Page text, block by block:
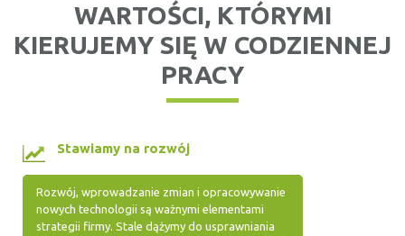
WARTOŚCI, KTÓRYMI
KIERUJEMY SIĘ W CODZIENNEJ
PRACY
Stawiamy na rozwój
Rozwój, wprowadzanie zmian i opracowywanie
nowych technologii są ważnymi elementami
strategii firmy. Stale dążymy do usprawniania